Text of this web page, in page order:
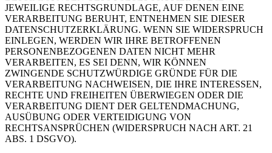
JEWEILIGE RECHTSGRUNDLAGE, AUF DENEN EINE
VERARBEITUNG BERUHT, ENTNEHMEN SIE DIESER
DATENSCHUTZERKLÄRUNG. WENN SIE WIDERSPRUCH
EINLEGEN, WERDEN WIR IHRE BETROFFENEN
PERSONENBEZOGENEN DATEN NICHT MEHR
VERARBEITEN, ES SEI DENN, WIR KÖNNEN
ZWINGENDE SCHUTZWÜRDIGE GRÜNDE FÜR DIE
VERARBEITUNG NACHWEISEN, DIE IHRE INTERESSEN,
RECHTE UND FREIHEITEN ÜBERWIEGEN ODER DIE
VERARBEITUNG DIENT DER GELTENDMACHUNG,
AUSÜBUNG ODER VERTEIDIGUNG VON
RECHTSANSPRÜCHEN (WIDERSPRUCH NACH ART. 21
ABS. 1 DSGVO).